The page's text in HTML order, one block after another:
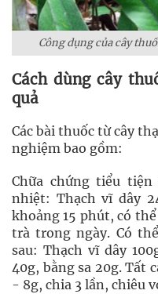
Công dụng của cây
Cách dùng cây
quả
Các bài thuốc từ cây
nghiệm bao gồm:
Chữa chứng tiểu
nhiệt: Thạch vĩ dây
khoảng 15 phút, có
trà trong ngày. Có
sau: Thạch vĩ dây
40g, bằng sa 20g. Tất
- 8g, chia 3 lần, chiêu